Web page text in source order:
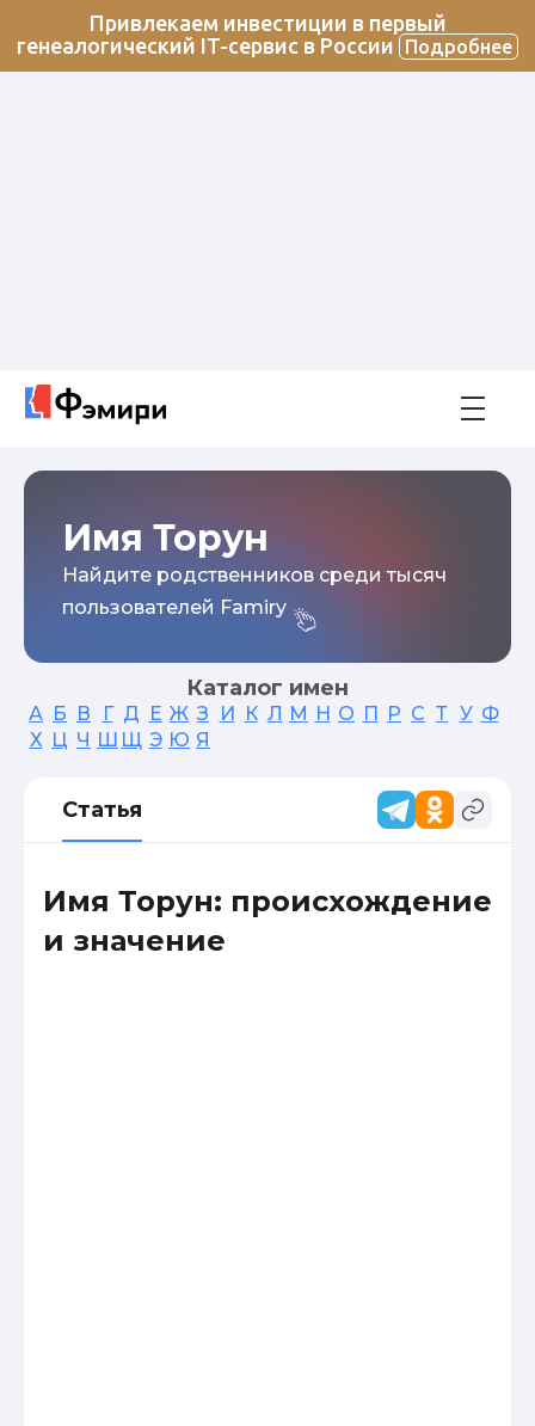
Привлекаем инвестиции в первый
генеалогический IT-сервис в России
Подробнее
Имя Торун
Найдите родственников среди тысяч
пользователей Famiry
Каталог имен
А Б В Г Д Е Ж З И К Л М Н О П Р С Т У Ф
Х Ц Ч Ш Щ Э Ю Я
Статья
Имя Торун: происхождение
и значение